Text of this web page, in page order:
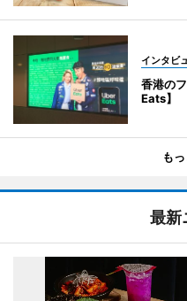
インタビ
香港の
Eats】
も
最新